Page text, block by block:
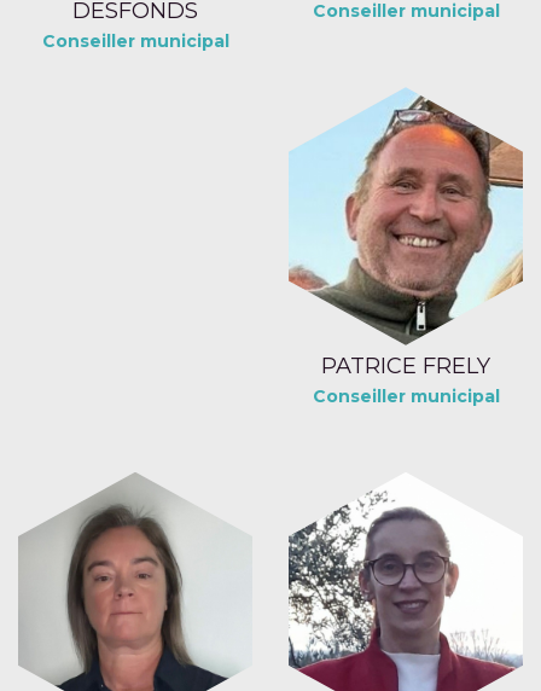
DESFONDS
Conseiller municipal
Conseiller municipal
PATRICE FRELY
Conseiller municipal